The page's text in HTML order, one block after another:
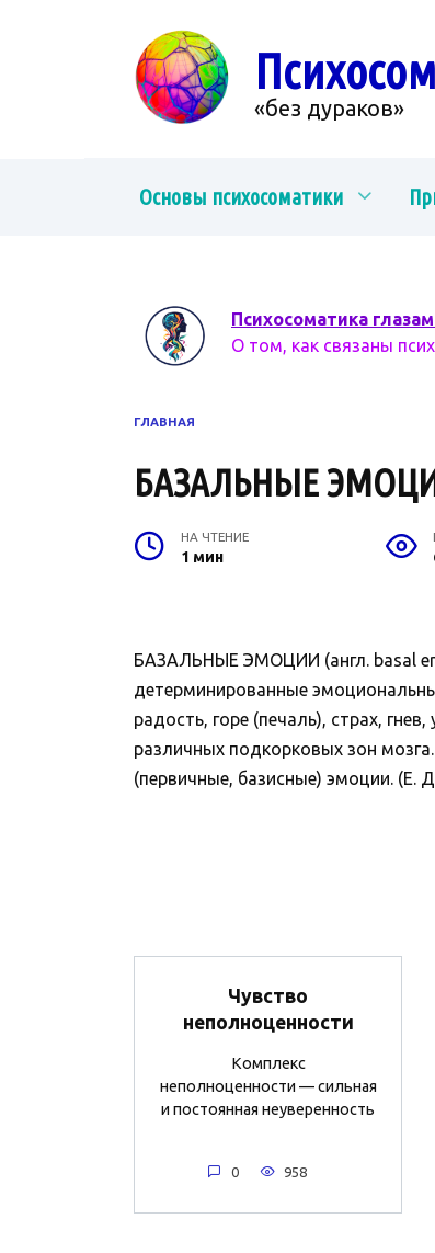
«без дураков»
Основы психосоматики
Психосоматика
О том, как связаны
ГЛАВНАЯ
БАЗАЛЬНЫЕ
НА ЧТЕНИЕ
1 мин
БАЗАЛЬНЫЕ ЭМОЦИИ (англ. basal
детерминированные
радость, горе (печаль), страх,
различных подкорковых зон
(первичные, базисные) эмоции. (Е.
Чувство
неполноценности
Комплекс
неполноценности — сильная
и постоянная неуверенность
0 958